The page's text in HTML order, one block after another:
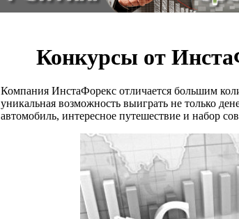
Конкурсы от
Компания ИнстаФорекс отличается большим
уникальная возможность выиграть не только
автомобиль, интересное путешествие и набор